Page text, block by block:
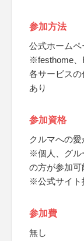
参加方法
公式ホーム
※festhome、
各サービス
あり
参加資格
クルマへの愛
※個人、グル
の方が参加可
※公式サイト
参加費
無し